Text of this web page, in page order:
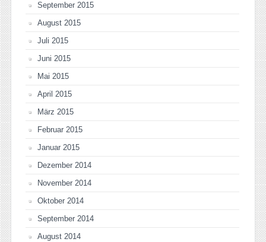
September 2015
August 2015
Juli 2015
Juni 2015
Mai 2015
April 2015
März 2015
Februar 2015
Januar 2015
Dezember 2014
November 2014
Oktober 2014
September 2014
August 2014